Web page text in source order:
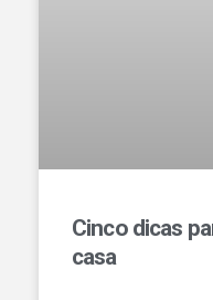
Cinco dicas
casa